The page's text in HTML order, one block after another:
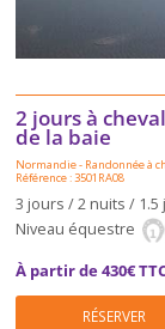
2 jours à
de la baie
Normandie- Randonnée à
Référence : 3501RA08
3 jours / 2 nuits / 1.5
Niveau équestre
À partir de 430€
RÉSERVER